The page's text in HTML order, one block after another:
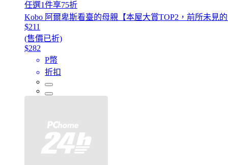
任選1件享75折
Kobo 阿爾卑斯看臺的母親【本屋大賞TOP2，前所未見
$211
(售價已折)
$282
P幣
折扣